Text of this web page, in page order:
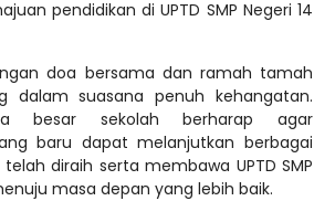
pendidikan di UPTD SMP Negeri 14
doa bersama dan ramah tamah
dalam suasana penuh kehangatan.
besar sekolah berharap agar
baru dapat melanjutkan berbagai
diraih serta membawa UPTD SMP
masa depan yang lebih baik.